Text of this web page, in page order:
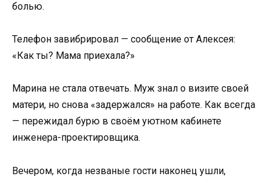
болью.
Телефон завибрировал — сообщение от Алексея:
«Как ты? Мама приехала?»
Марина не стала отвечать. Муж знал о визите своей
матери, но снова «задержался» на работе. Как всегда
— пережидал бурю в своём уютном кабинете
инженера-проектировщика.
Вечером, когда незваные гости наконец ушли,